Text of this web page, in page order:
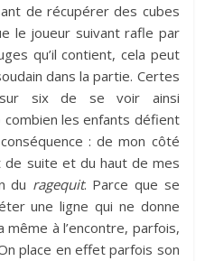
de récupérer des cubes
le joueur suivant rafle par
qu’il contient, cela peut
dans la partie. Certes
sur six de se voir ainsi
les enfants défient
: de mon côté
de suite et du haut de mes
du ragequit. Parce que se
une ligne qui ne donne
même à l’encontre, parfois,
place en effet parfois son